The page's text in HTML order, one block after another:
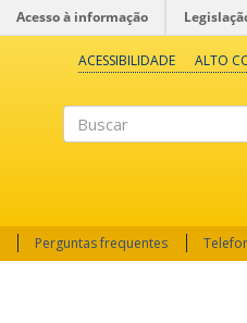
Acesso à informação
ACESSIBILIDADE ALTO
Perguntas frequentes